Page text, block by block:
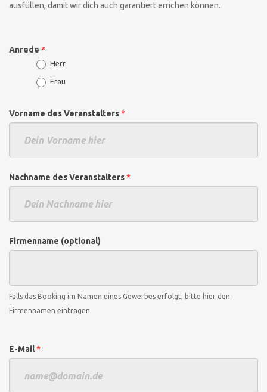
ausfüllen, damit wir dich auch garantiert errichen können.
Anrede *
Herr
Frau
Vorname des Veranstalters*
Nachname des Veranstalters*
Firmenname (optional)
Falls das Booking im Namen eines Gewerbes erfolgt, bitte hier den
Firmennamen eintragen
E-Mail*